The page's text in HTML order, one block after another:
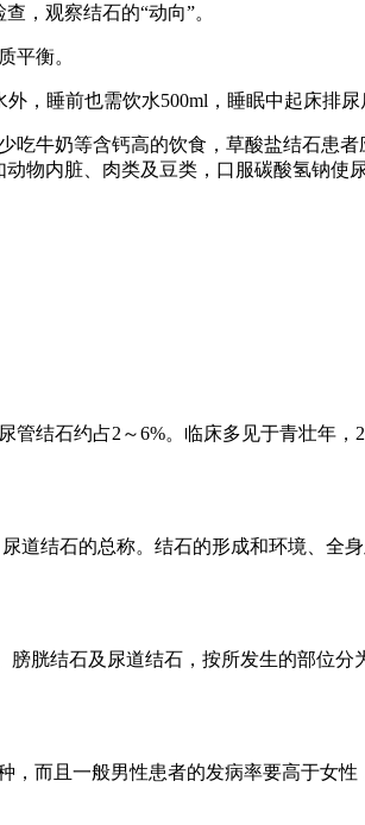
，观察结石的“动向”。
平衡。
睡前也需饮水500ml，睡眠中起床排尿
牛奶等含钙高的饮食，草酸盐结石患
物内脏、肉类及豆类，口服碳酸氢钠使
结石约占2～6%。临床多见于青壮年，
道结石的总称。结石的形成和环境、
膀胱结石及尿道结石，按所发生的部位
，而且一般男性患者的发病率要高于女